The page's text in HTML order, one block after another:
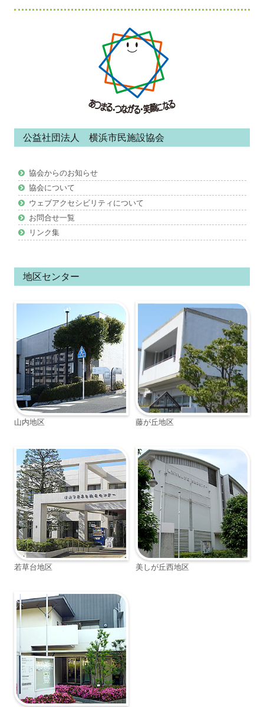
テ
ツ
公益社団法人 横浜市民施設協会
協会からのお知らせ
協会について
ウェブアクセシビリティについて
お問合せ一覧
リンク集
地区センター
山内地区 藤が丘地区
若草台地区 美しが丘西地区